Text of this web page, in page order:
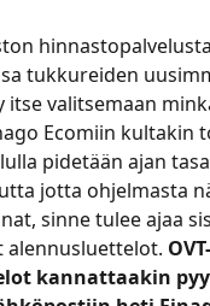
tukkureiden
itse valitsemaan
Ecomiin kultakin
pidetään ajan
jotta ohjelmasta
sinne tulee ajaa
alennusluettelot.
kannattaakin